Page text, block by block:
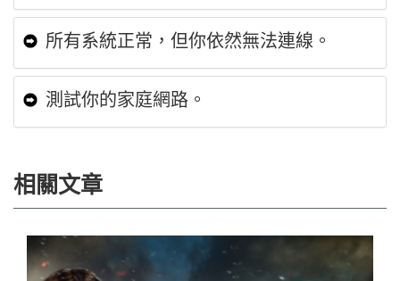
所有系統正常，但你依然無法連線。
測試你的家庭網路。
相關文章